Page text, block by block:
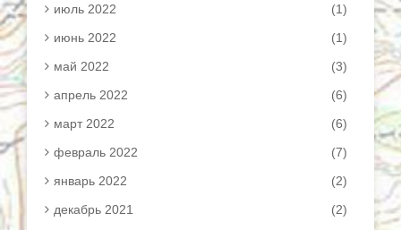
июль 2022
(1)
июнь 2022
(1)
май 2022
(3)
апрель 2022
(6)
март 2022
(6)
февраль 2022
(7)
январь 2022
(2)
декабрь 2021
(2)